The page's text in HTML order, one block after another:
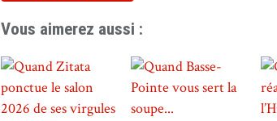
Vous aimerez aussi :